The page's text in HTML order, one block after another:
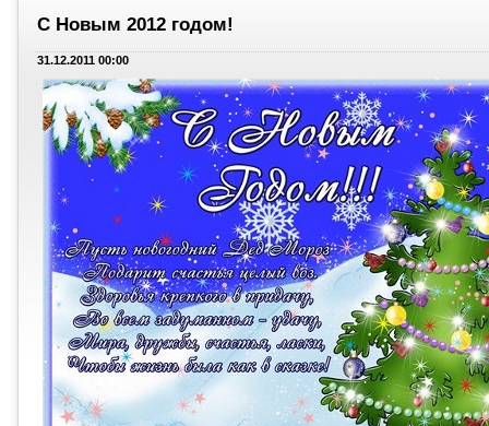
С Новым 2012 годом!
31.12.2011 00:00